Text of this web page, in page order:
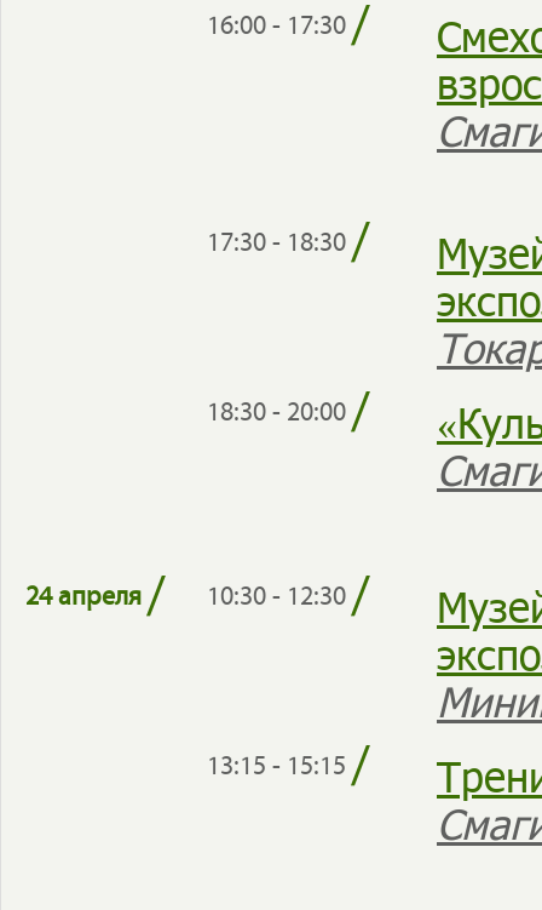
16:00 - 17:30/
17:30 - 18:30/
18:30 - 20:00/
24 апреля/ 10:30 - 12:30/
13:15 - 15:15 /